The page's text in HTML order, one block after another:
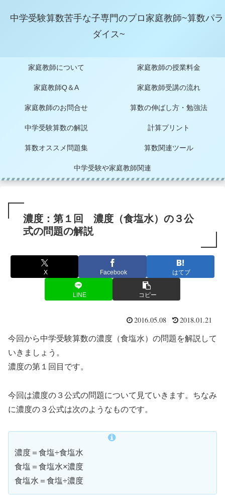
中学受験算数苦手な子専門のプロ家庭教師~算数パラ
ダイス~
家庭教師について 家庭教師の授業料金
家庭教師Q＆A 家庭教師受講の流れ
家庭教師のお問合せ 算数の伸ばし方・勉強法
中学受験算数の解説 計算プリント
算数オススメ問題集 算数関連ツール
中学受験や家庭教師関連
濃度：第１回 濃度（食塩水）の３公
式の問題の解説
X Facebook はてブ
LINE コピー
2016.05.08 2018.01.21
今回から中学受験算数の濃度（食塩水）の問題を解説して
いきましょう。
濃度の第１回目です。
今回は濃度の３公式の問題について見ていきます。ちなみ
に濃度の３公式は次のようなものです。
濃度＝食塩÷食塩水
食塩＝食塩水×濃度
食塩水＝食塩÷濃度